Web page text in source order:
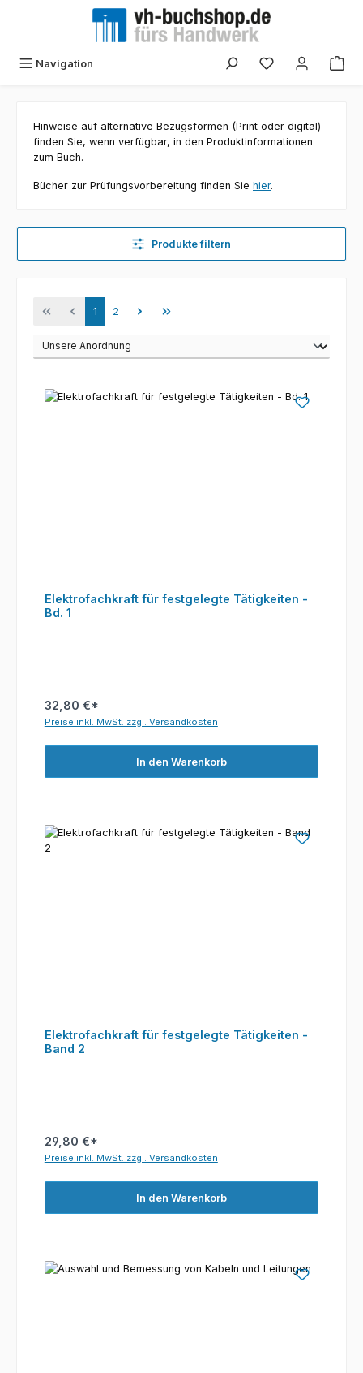
Zum Hauptinhalt springen
Navigation
Hinweise auf alternative Bezugsformen (Print oder digital)
finden Sie, wenn verfügbar, in den Produktinformationen
zum Buch.
Bücher zur Prüfungsvorbereitung finden Sie hier.
Produkte filtern
Seite
1 Seite
2
Elektrofachkraft für festgelegte Tätigkeiten -
Bd. 1
32,80 €*
Preise inkl. MwSt. zzgl. Versandkosten
In den Warenkorb
Elektrofachkraft für festgelegte Tätigkeiten -
Band 2
29,80 €*
Preise inkl. MwSt. zzgl. Versandkosten
In den Warenkorb